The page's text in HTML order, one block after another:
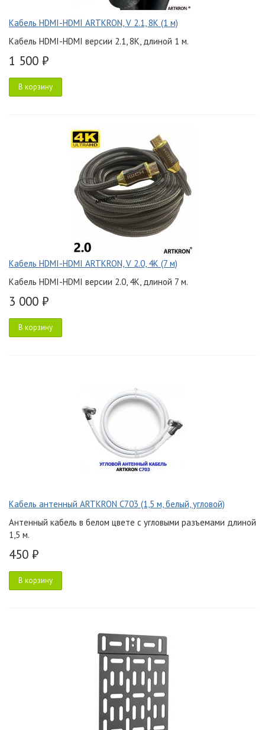
Кабель HDMI-HDMI ARTKRON, V 2.1, 8K (1 м)
Кабель HDMI-HDMI версии 2.1, 8K, длиной 1 м.
1 500 ₽
В корзину
Кабель HDMI-HDMI ARTKRON, V 2.0, 4K (7 м)
Кабель HDMI-HDMI версии 2.0, 4K, длиной 7 м.
3 000 ₽
В корзину
Кабель антенный ARTKRON C703 (1,5 м, белый, угловой)
Антенный кабель в белом цвете с угловыми разъемами длиной
1,5 м.
450 ₽
В корзину